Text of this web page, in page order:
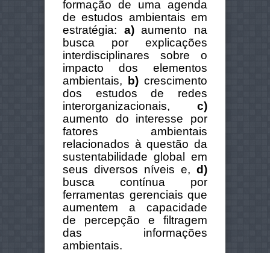
formação de uma agenda
de estudos ambientais em
estratégia: a)aumento na
busca por explicações
interdisciplinares sobre o
impacto dos elementos
ambientais, b) crescimento
dos estudos de redes
interorganizacionais, c)
aumento do interesse por
fatores ambientais
relacionados à questão da
sustentabilidade global em
seus diversos níveis e, d)
busca contínua por
ferramentas gerenciais que
aumentem a capacidade
de percepção e filtragem
das informações
ambientais.